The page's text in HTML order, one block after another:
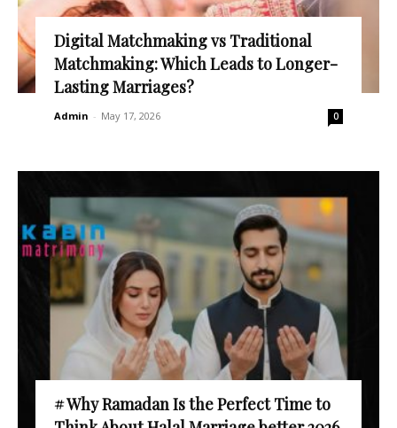
Digital Matchmaking vs Traditional
Matchmaking: Which Leads to Longer-
Lasting Marriages?
Admin - May 17, 2026 0
# Why Ramadan Is the Perfect Time to